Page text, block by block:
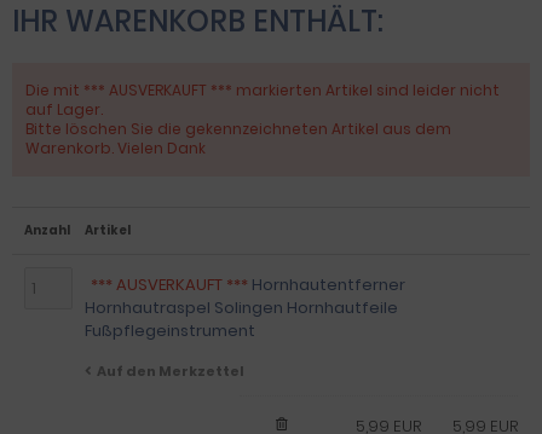
IHR WARENKORB ENTHÄLT:
Die mit *** AUSVERKAUFT *** markierten Artikel sind leider nicht
auf Lager.
Bitte löschen Sie die gekennzeichneten Artikel aus dem
Warenkorb. Vielen Dank
Anzahl Artikel
*** AUSVERKAUFT *** Hornhautentferner
Hornhautraspel Solingen Hornhautfeile
Fußpflegeinstrument
Auf den Merkzettel
5,99 EUR
5,99 EUR